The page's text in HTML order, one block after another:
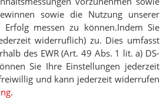
sowie die Nutzung unserer
messen zu können.Indem Sie
widerruflich) zu. Dies umfasst
des EWR (Art. 49 Abs. 1 lit. a) DS-
Sie Ihre Einstellungen jederzeit
und kann jederzeit widerrufen
.
Datenschutz